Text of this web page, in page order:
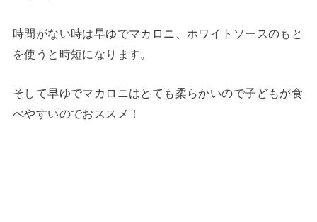
時間がない時は早ゆでマカロニ、ホワイトソースのもと
を使うと時短になります。
そして早ゆでマカロニはとても柔らかいので子どもが食
べやすいのでおススメ！